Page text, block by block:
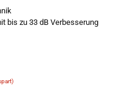
bis zu 33 dB Verbesserung